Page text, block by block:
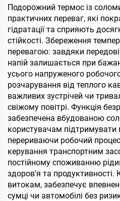
ручкою, подорожній
кавовий келих для офісу,
набір-подарунок
Подорожний термос із
практичних переваг, які
гідратації та сприяють
стійкості. Збереження
перевагою: завдяки
напій залишається при
усього напруженого
розчарування від теплого
важливих зустрічей чи
свіжому повітрі. Функція
забезпечена вбудованою
користувачам підтримувати
перериваючи робочий
керування транспортним
постійному споживанню
здоров’я та продуктивності.
витокам, забезпечує
сумці чи автомобілі без